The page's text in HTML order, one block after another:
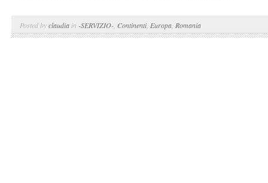
Posted byclaudia in -SERVIZIO- Continenti, Europa Romania